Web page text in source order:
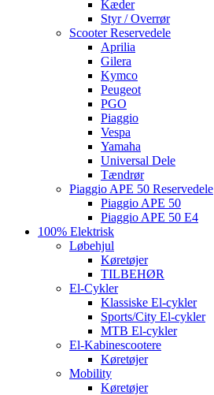
Kæder
Styr / Overrør
Scooter Reservedele
Aprilia
Gilera
Kymco
Peugeot
PGO
Piaggio
Vespa
Yamaha
Universal Dele
Tændrør
Piaggio APE 50 Reservedele
Piaggio APE 50
Piaggio APE 50 E4
100% Elektrisk
Løbehjul
Køretøjer
TILBEHØR
El-Cykler
Klassiske El-cykler
Sports/City El-cykler
MTB El-cykler
El-Kabinescootere
Køretøjer
Mobility
Køretøjer